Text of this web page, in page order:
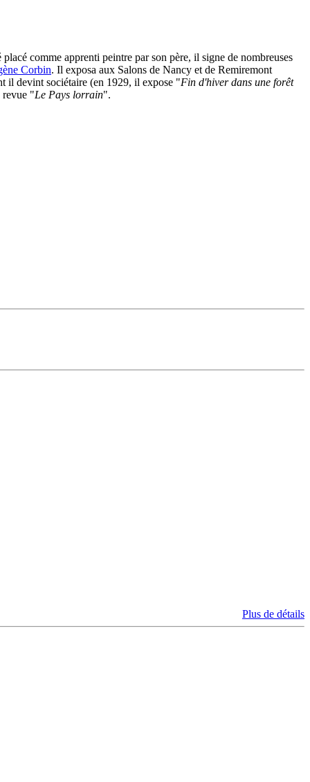
placé comme apprenti peintre par son père, il signe de nombreuses
Corbin. Il exposa aux Salons de Nancy et de Remiremont
il devint sociétaire (en 1929, il expose "Fin d'hiver dans une forêt
revue "Le Pays lorrain".
Plus de détails